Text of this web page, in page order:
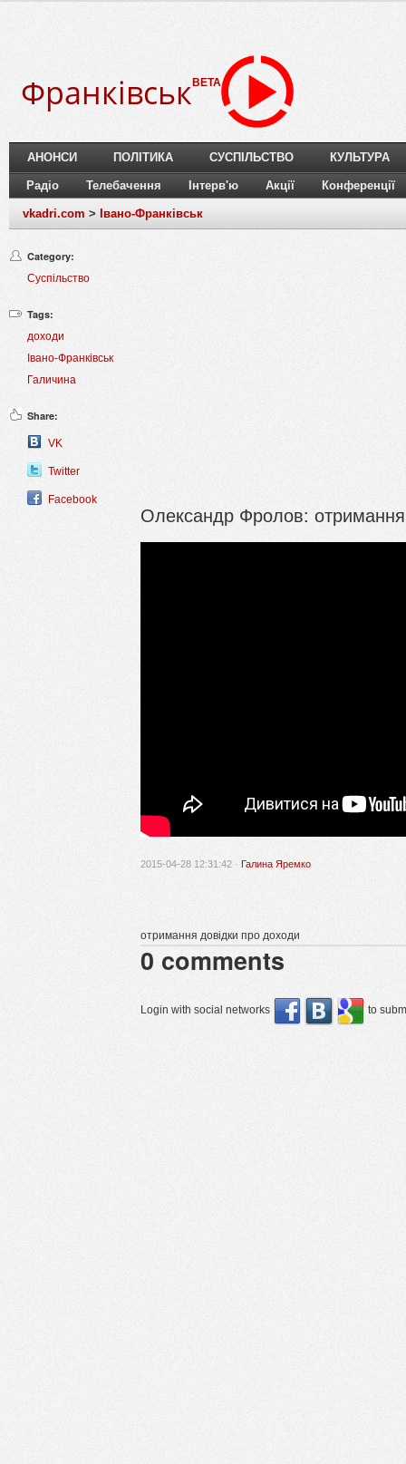
Франківськ BETA
АНОНСИ ПОЛІТИКА СУСПІЛЬСТВО КУЛЬТУРА
Радіо Телебачення Інтерв'ю Акції Конференції
vkadri.com > Івано-Франківськ
Category:
Суспільство
Tags:
доходи
Івано-Франківськ
Галичина
Share:
VK
Twitter
Facebook
Олександр Фролов:
2015-04-28 12:31:42 · Галина Яремко
отримання довідки про доходи
0 comments
Login with social networks to